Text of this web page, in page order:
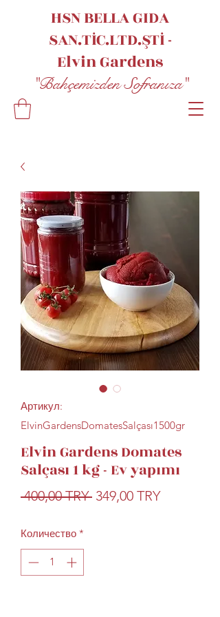
HSN BELLA GIDA
SAN.TİC.LTD.ŞTİ -
ElvinGardens
"Bahçemizden Sofranıza"
Артикул:
ElvinGardensDomatesSalçası1500gr
Elvin Gardens Domates
Salçası 1 kg - Ev yapımı
400,00 TRY Обычная
349,00 TRYСпеццена
Количество *